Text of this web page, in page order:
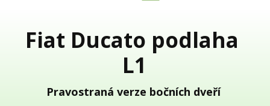
Fiat Ducato podlaha
L1
Pravostraná verze bočních dveří